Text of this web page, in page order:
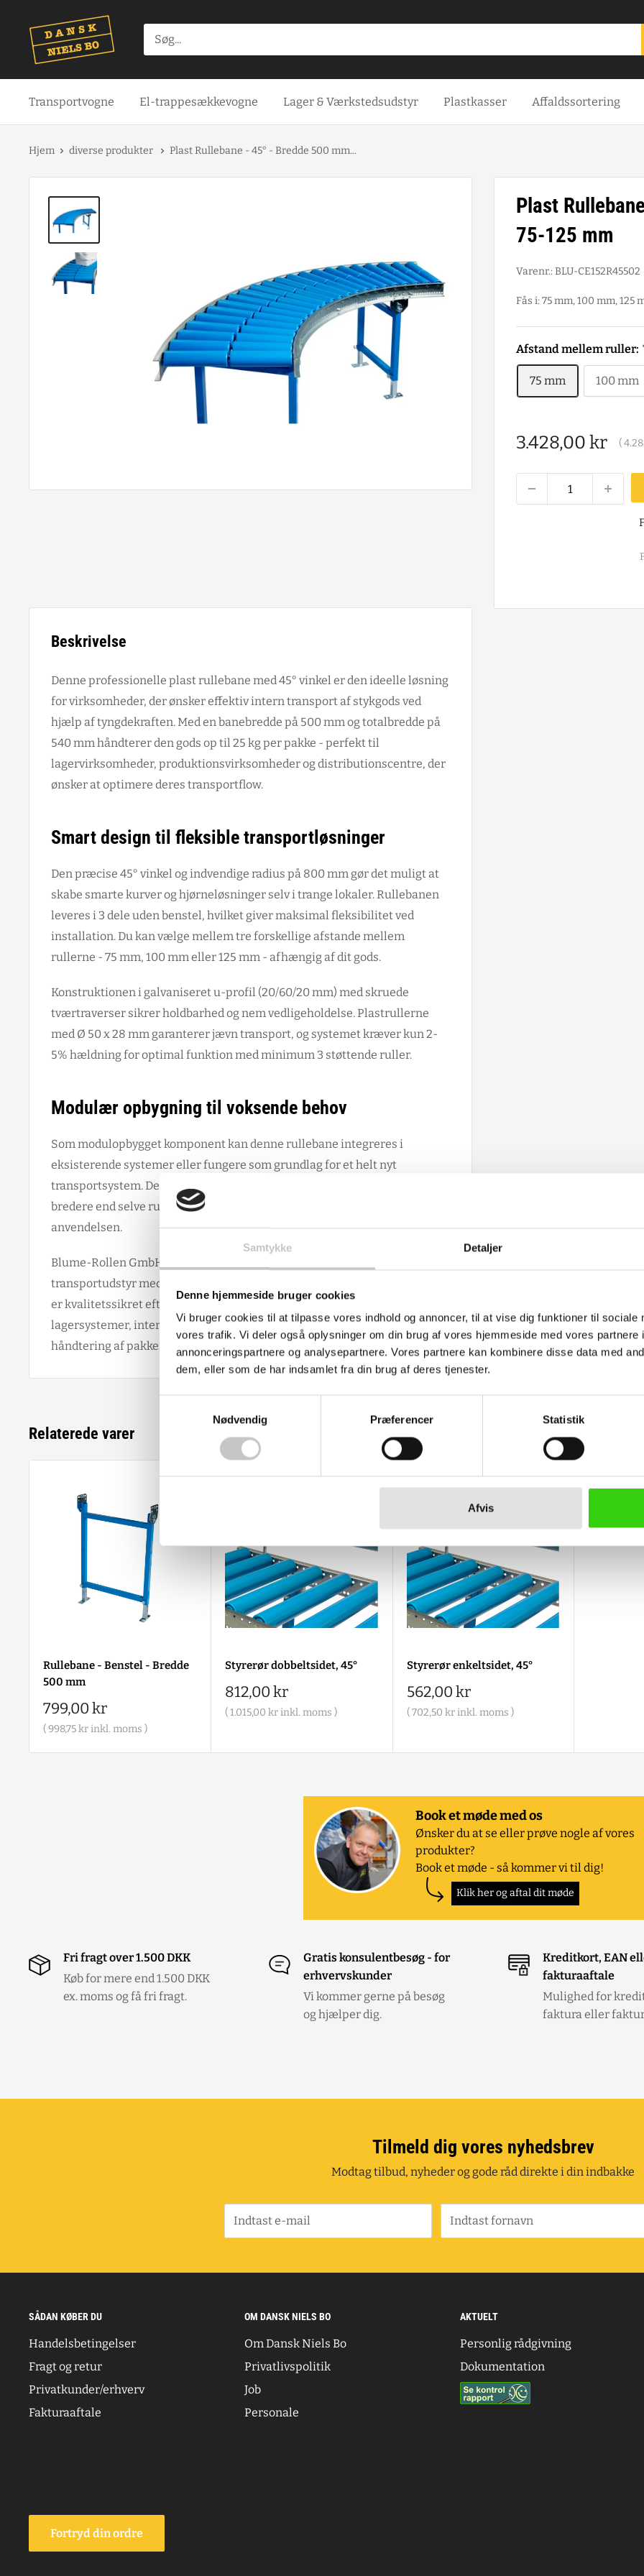
Samtykke Detaljer
Denne hjemmeside bruger cookies
Vi bruger cookies til at tilpasse vores indhold og annoncer, til at vise dig funktioner til sociale
vores trafik. Vi deler også oplysninger om din brug af vores hjemmeside med vores partnere
annonceringspartnere og analysepartnere. Vores partnere kan kombinere disse data med
dem, eller som de har indsamlet fra din brug af deres tjenester.
Nødvendig
Præferencer Statistik
Afvis
indhold
Transportvogne El-trappesækkevogne Lager & Værkstedsudstyr Plastkasser Affaldssortering
Hjem diverse produkter Plast Rullebane - 45° - Bredde 500 mm...
Plast
75-125 mm
Varenr.: BLU-CE152R45502
Fås i: 75 mm, 100 mm, 125
Afstand mellem ruller:
75 mm 100 mm
Salgspris
3.428,00 kr (
Beskrivelse
Denne professionelle plast rullebane med 45° vinkel er den ideelle løsning
for virksomheder, der ønsker effektiv intern transport af stykgods ved
hjælp af tyngdekraften. Med en banebredde på 500 mm og totalbredde på
540 mm håndterer den gods op til 25 kg per pakke - perfekt til
lagervirksomheder, produktionsvirksomheder og distributionscentre, der
ønsker at optimere deres transportflow.
Smart design til fleksible transportløsninger
Den præcise 45° vinkel og indvendige radius på 800 mm gør det muligt at
skabe smarte kurver og hjørneløsninger selv i trange lokaler. Rullebanen
leveres i 3 dele uden benstel, hvilket giver maksimal fleksibilitet ved
installation. Du kan vælge mellem tre forskellige afstande mellem
rullerne - 75 mm, 100 mm eller 125 mm - afhængig af dit gods.
Konstruktionen i galvaniseret u-profil (20/60/20 mm) med skruede
tværtraverser sikrer holdbarhed og nem vedligeholdelse. Plastrullerne
med Ø 50 x 28 mm garanterer jævn transport, og systemet kræver kun 2-
5% hældning for optimal funktion med minimum 3 støttende ruller.
Modulær opbygning til voksende behov
Som modulopbygget komponent kan denne rullebane integreres i
eksisterende systemer eller fungere som grundlag for et helt nyt
transportsystem. Den intelligente konstruktion tillader at godset kan være
bredere end selve rullebanen, hvilket giver ekstra fleksibilitet i
anvendelsen.
Blume-Rollen GmbH har over 60 års erfaring i intralogistik og
transportudstyr med specialisering i skræddersyede løsninger. Produktet
er kvalitetssikret efter DIN EN ISO 9001 standarder og anvendes bredt i
lagersystemer, interne transportlinjer og både automatisk og manuel
håndtering af pakker.
Relaterede varer
Rullebane - Benstel - Bredde
500 mm
Salgspris
799,00 kr
(998,75 krinkl. moms )
Styrerør dobbeltsidet, 45°
Salgspris
812,00 kr
(1.015,00 krinkl. moms )
Styrerør enkeltsidet, 45°
Salgspris
562,00 kr
(702,50 krinkl. moms )
Book et møde med os
Ønsker du at se eller prøve nogle af vores
produkter?
Book et møde - så kommer vi til dig!
Klik her og aftal dit møde
Fri fragt over 1.500 DKK
Køb for mere end 1.500 DKK
ex. moms og få fri fragt.
Gratis konsulentbesøg - for
erhvervskunder
Vi kommer gerne på besøg
og hjælper dig.
Kreditkort, EAN
fakturaaftale
Mulighed for
faktura eller
Tilmeld dig vores nyhedsbrev
Modtag tilbud, nyheder og gode råd direkte i din indbakke
Indtast e-mail Indtast fornavn
SÅDAN KØBER DU
Handelsbetingelser
Fragt og retur
Privatkunder/erhverv
Fakturaaftale
OM DANSK NIELS BO
Om Dansk Niels Bo
Privatlivspolitik
Job
Personale
AKTUELT
Personlig rådgivning
Dokumentation
Fortryd din ordre